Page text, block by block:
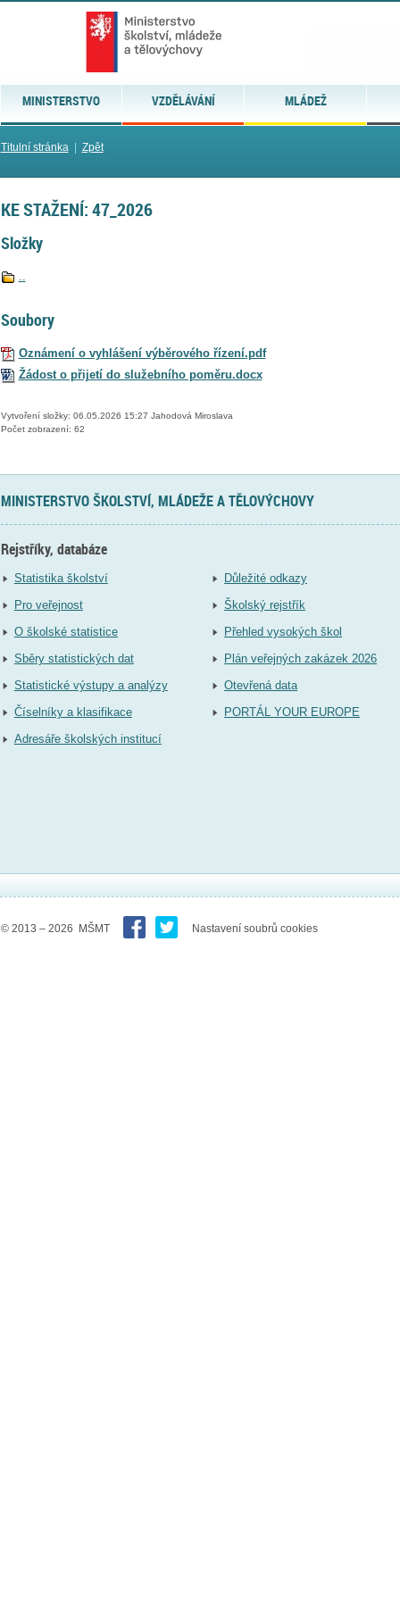
MINISTERSTVO VZDĚLÁVÁNÍ MLÁDEŽ
Titulní stránka| Zpět
KE STAŽENÍ: 47_2026
Složky
..
Soubory
Oznámení o vyhlášení výběrového řízení.pdf
Žádost o přijetí do služebního poměru.docx
Vytvoření složky: 06.05.2026 15:27 Jahodová Miroslava
Počet zobrazení: 62
MINISTERSTVO ŠKOLSTVÍ, MLÁDEŽE A TĚLOVÝCHOVY
Rejstříky, databáze
Statistika školství
Pro veřejnost
O školské statistice
Sběry statistických dat
Statistické výstupy a analýzy
Číselníky a klasifikace
Adresáře školských institucí
Důležité odkazy
Školský rejstřík
Přehled vysokých škol
Plán veřejných zakázek 2026
Otevřená data
PORTÁL YOUR EUROPE
© 2013 – 2026 MŠMT Nastavení soubrů cookies